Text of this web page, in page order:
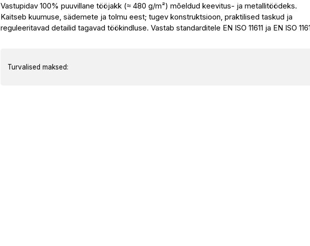
HEAVY
tööjakk
kogus
Vastupidav 100% puuvillane tööjakk (≈ 480 g/m²) mõeldud keevitus- ja metallitöödeks.
Kaitseb kuumuse, sädemete ja tolmu eest; tugev konstruktsioon, praktilised taskud ja
reguleeritavad detailid tagavad töökindluse. Vastab standarditele EN ISO 11611 ja EN ISO
Turvalised maksed: